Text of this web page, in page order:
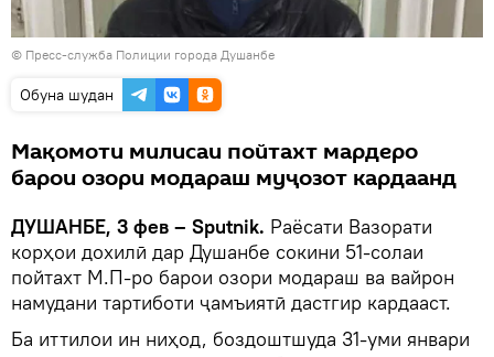
© Пресс-служба Полиции города Душанбе
Обуна шудан
Мақомоти милисаи пойтахт мардеро
барои озори модараш муҷозот кардаанд
ДУШАНБЕ, 3 фев – Sputnik. Раёсати Вазорати
корҳои дохилӣ дар Душанбе сокини 51-солаи
пойтахт М.П-ро барои озори модараш ва вайрон
намудани тартиботи ҷамъиятӣ дастгир кардааст.
Ба иттилои ин ниҳод, боздоштшуда 31-уми январи